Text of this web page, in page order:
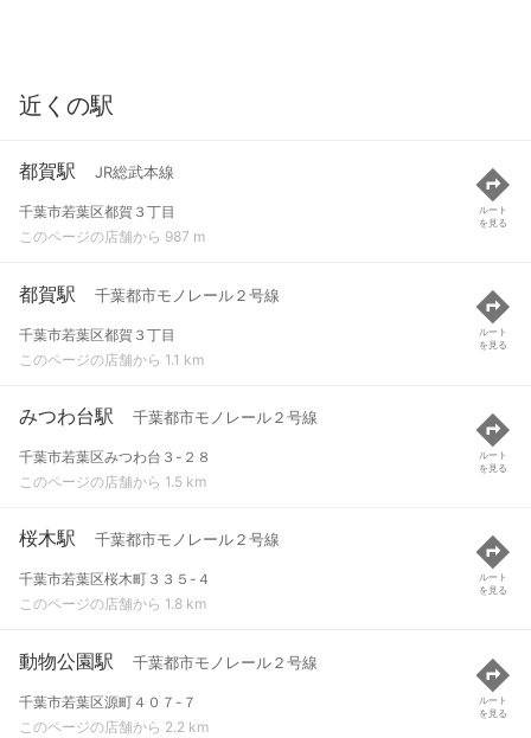
近くの駅
都賀駅 JR総武本線
千葉市若葉区都賀３丁目
このページの店舗から 987 m
ルート
を見る
都賀駅 千葉都市モノレール２号線
千葉市若葉区都賀３丁目
このページの店舗から 1.1 km
ルート
を見る
みつわ台駅 千葉都市モノレール２号線
千葉市若葉区みつわ台３-２８
このページの店舗から 1.5 km
ルート
を見る
桜木駅 千葉都市モノレール２号線
千葉市若葉区桜木町３３５-４
このページの店舗から 1.8 km
ルート
を見る
動物公園駅 千葉都市モノレール２号線
千葉市若葉区源町４０７-７
このページの店舗から 2.2 km
ルート
を見る